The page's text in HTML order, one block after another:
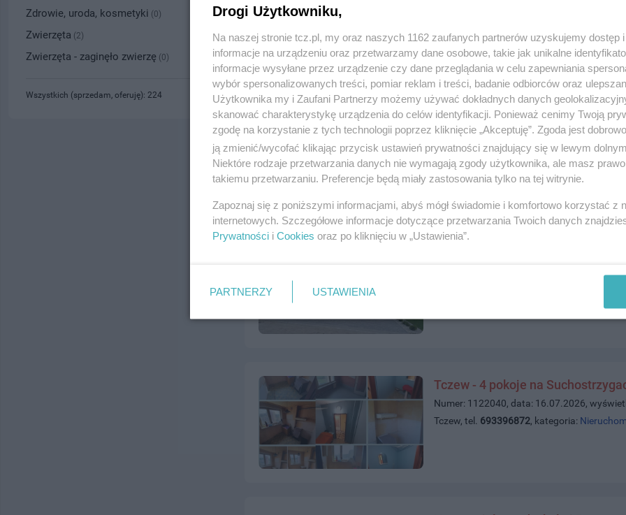
Sprzedam Opel Meriva
Numer: 1122265, data: 27.07.2026,
Tczew, tel. 502523637, kategoria:
Tczew - 4 pokoje na
Numer: 1122040, data: 16.07.2026,
Tczew, tel. 693396872, kategoria:
Zdrowie, uroda, kosmetyki (0)
Zwierzęta (2)
Zwierzęta - zaginęło zwierzę (0)
Wszystkich (sprzedam, oferuję): 224
Drogi Użytkowniku,
Na naszej stronie tcz.pl, my oraz naszych 1162 zaufanych partnerów uzyskujemy dostęp
informacje na urządzeniu oraz przetwarzamy dane osobowe, takie jak unikalne
informacje wysyłane przez urządzenie czy dane przeglądania w celu zapewniania
wybór spersonalizowanych treści, pomiar reklam i treści, badanie odbiorców oraz
Użytkownika my i Zaufani Partnerzy możemy używać dokładnych danych
skanować charakterystykę urządzenia do celów identyfikacji. Ponieważ cenimy Twoją
zgodę na korzystanie z tych technologii poprzez kliknięcie „Akceptuję”. Zgoda jest
ją zmienić/wycofać klikając przycisk ustawień prywatności znajdujący się w lewym
Niektóre rodzaje przetwarzania danych nie wymagają zgody użytkownika, ale masz
takiemu przetwarzaniu. Preferencje będą miały zastosowania tylko na tej witrynie.
Zapoznaj się z poniższymi informacjami, abyś mógł świadomie i komfortowo korzystać z
internetowych. Szczegółowe informacje dotyczące przetwarzania Twoich danych
Prywatności i Cookies oraz po kliknięciu w „Ustawienia”.
PARTNERZY USTAWIENIA